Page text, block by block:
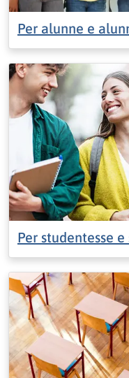
Per alunne e
Per studentesse